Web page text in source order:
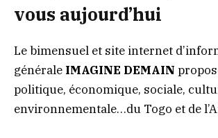
vous aujourd’hui
Le bimensuel et site internet
générale IMAGINE DEMAIN
politique, économique, sociale,
environnementale…du Togo et de